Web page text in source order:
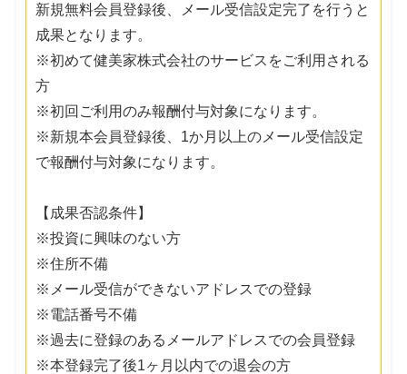
新規無料会員登録後、メール受信設定完了を行うと
成果となります。
※初めて健美家株式会社のサービスをご利用される
方
※初回ご利用のみ報酬付与対象になります。
※新規本会員登録後、1か月以上のメール受信設定
で報酬付与対象になります。
【成果否認条件】
※投資に興味のない方
※住所不備
※メール受信ができないアドレスでの登録
※電話番号不備
※過去に登録のあるメールアドレスでの会員登録
※本登録完了後1ヶ月以内での退会の方